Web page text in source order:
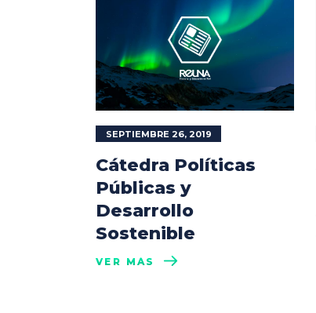
SEPTIEMBRE 26, 2019
Cátedra Políticas
Públicas y
Desarrollo
Sostenible
VER MÁS